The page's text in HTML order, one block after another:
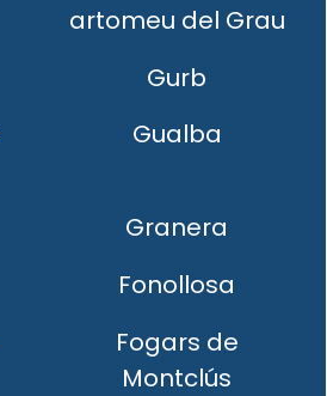
artomeu del Grau
Gurb
Gualba
Granera
Fonollosa
Fogars de
Montclús